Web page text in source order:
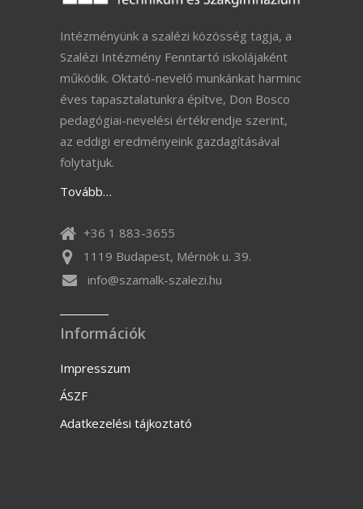
Intézményünk a szalézi közösség tagja, a
Szalézi Intézmény Fenntartó iskolájaként
működik. Oktató-nevelő munkánkat harminc
éves tapasztalatunkra építve, Don Bosco
pedagógiai-nevelési értékrendje szerint,
az eddigi eredményeink gazdagításával
folytatjuk.
Tovább…
+36 1 883-3655
1119 Budapest, Mérnök u. 39.
info@szamalk-szalezi.hu
Információk
Impresszum
ÁSZF
Adatkezelési tájkoztató